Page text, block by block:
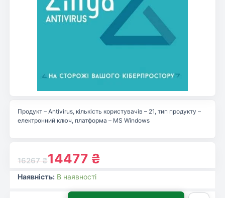
16267₴14477 ₴
Продукт – Antivirus, кількість користувачів – 21, тип продукту –
електронний ключ, платформа – MS Windows
Наявність: В наявності